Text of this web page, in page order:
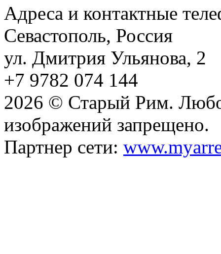
Адреса и контактные
Севастополь, Россия
ул. Дмитрия Ульянова, 2
+7 9782 074 144
2026 © Старый Рим.
изображений запрещено.
Партнер сети: